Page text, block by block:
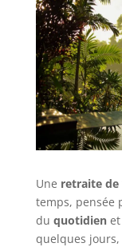
Une retraite de
temps, pensée
du quotidienet
quelques jours,